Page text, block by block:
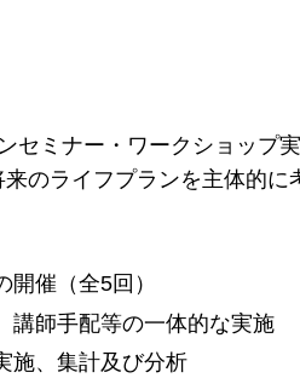
セミナー・ワークショップ
のライフプランを主体的
催（全5回）
講師手配等の一体的な実施
施、集計及び分析